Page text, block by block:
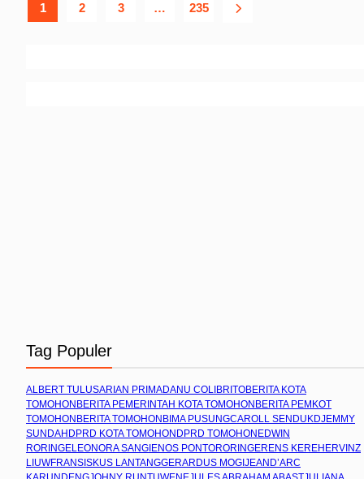
1 2 3 … 235
Tag Populer
ALBERT TULUSARIAN PRIMADANU COLIBRITOBERITA KOTA
TOMOHON BERITA PEMERINTAH KOTA TOMOHON BERITA PEMKOT
TOMOHON BERITA TOMOHON BIMA PUSUNGCAROLL SENDUKDJEMMY
SUNDAH DPRD KOTA TOMOHON DPRD TOMOHON EDWIN
RORINGELEONORA SANGI ENOS PONTORORINGERENS KEREH ERVINZ
LIUWFRANSISKUS LANTANGGERARDUS MOGI JEAND’ARC